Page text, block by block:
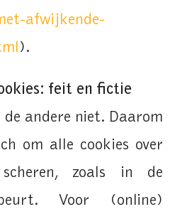
afwijkende-
).
feit en fictie
de andere niet. Daarom
om alle cookies over
zoals in de
Voor (online)